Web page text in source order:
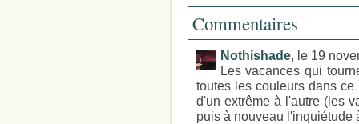
Commentaires
Nothishade, le 19
Les vacances qui
toutes les couleurs dans
d'un extrême à l'autre (les
puis à nouveau l'inquiétude